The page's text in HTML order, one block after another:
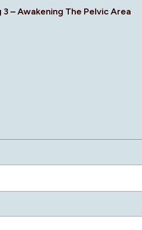
– Awakening The Pelvic Area